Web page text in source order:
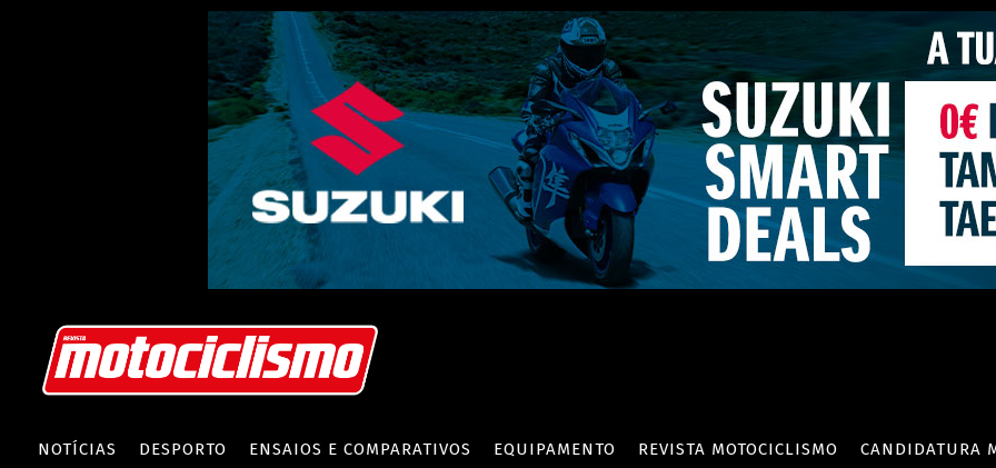
NOTÍCIAS DESPORTO ENSAIOS E COMPARATIVOS EQUIPAMENTO REVISTA MOTOCICLISMO CANDIDATURA